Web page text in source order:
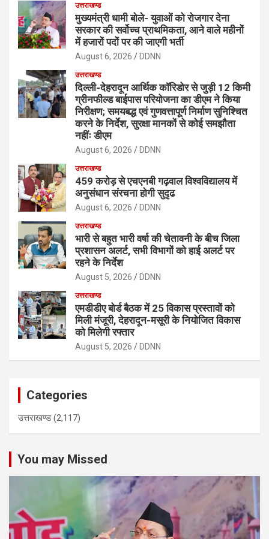
उत्तराखण्ड
मुख्यमंत्री धामी बोले- युवाओं को रोजगार देना
सरकार की सर्वोच्च प्राथमिकता, आने वाले महीनों
में हजारों पदों पर की जाएगी भर्ती
August 6, 2026 DDNN
उत्तराखण्ड
दिल्ली-देहरादून आर्थिक कॉरिडोर से जुड़ी 12 किमी
ग्रीनफील्ड बाईपास परियोजना का डीएम ने किया
निरीक्षण; समयबद्ध एवं गुणवत्तापूर्ण निर्माण सुनिश्चित
करने के निर्देश, सुरक्षा मानकों से कोई समझौता
नहींः डीएम
August 6, 2026 DDNN
उत्तराखण्ड
459 करोड़ से एचएनबी गढ़वाल विश्वविद्यालय में
अनुसंधान संरचना होगी सुदृढ
August 6, 2026 DDNN
उत्तराखण्ड
भारी से बहुत भारी वर्षा की चेतावनी के बीच जिला
प्रशासन अलर्ट, सभी विभागों को हाई अलर्ट पर
रहने के निर्देश
August 5, 2026 DDNN
उत्तराखण्ड
एमडीडीए बोर्ड बैठक में 25 विकास प्रस्तावों को
मिली मंजूरी, देहरादून-मसूरी के नियोजित विकास
को मिलेगी रफ्तार
August 5, 2026 DDNN
Categories
उत्तराखण्ड(2,117)
You may Missed